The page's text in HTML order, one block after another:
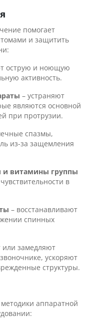
помогает
и защитить
острую и ноющую
активность.
– устраняют
являются основной
при протрузии.
спазмы,
из-за защемления
и витамины группы
в
– восстанавливают
спинных
или замедляют
ускоряют
структуры.
аппаратной